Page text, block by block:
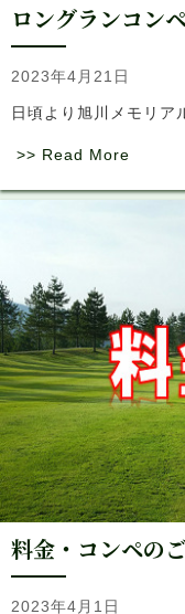
ロングランコン
2023年4月21日
日頃より旭川メモリア
>> Read More
料金・コンペの
2023年4月1日